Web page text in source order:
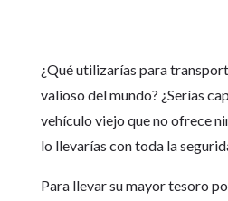
¿Qué utilizarías para
valioso del mundo? ¿Serías
vehículo viejo que no ofrece
lo llevarías con toda la
Para llevar su mayor tesoro